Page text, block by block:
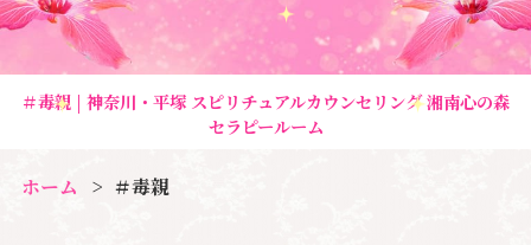
＃毒親 | 神奈川・平塚 スピリチュアルカウンセリング 湘南心の森
セラピールーム
ホーム ＃毒親